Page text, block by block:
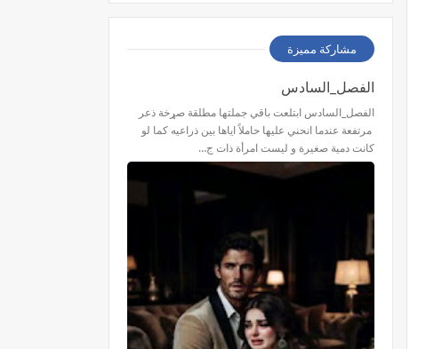
مشاركة مميزة
الفصل_السادس
الفصل_السادس ابتلعت باقي جملتها مطلقة صړخة ذعر
مرتفعة عندما انحني عليها حاملاً اياها بين ذراعيه كما لو
كانت دمية صغيرة و ليست امرأة ذات ج…